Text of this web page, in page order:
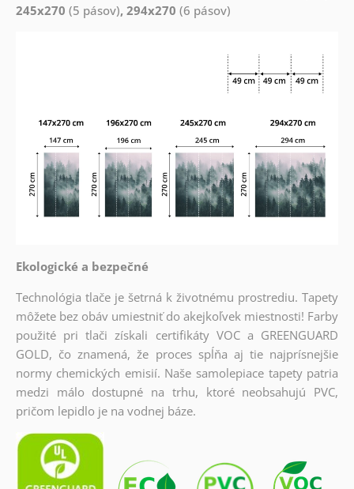
245x270 (5 pásov), 294x270 (6 pásov)
Ekologické a bezpečné
Technológia tlače je šetrná k životnému prostrediu. Tapety
môžete bez obáv umiestniť do akejkoľvek miestnosti! Farby
použité pri tlači získali certifikáty VOC a GREENGUARD
GOLD, čo znamená, že proces spĺňa aj tie najprísnejšie
normy chemických emisií. Naše samolepiace tapety patria
medzi málo dostupné na trhu, ktoré neobsahujú PVC,
pričom lepidlo je na vodnej báze.